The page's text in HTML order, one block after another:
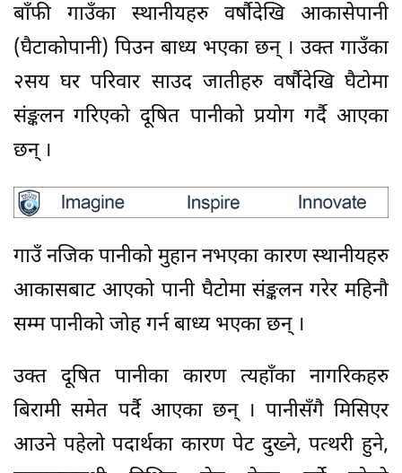
बाँफी गाउँका स्थानीयहरु वर्षौदेखि आकासेपानी
(घैटाकोपानी) पिउन बाध्य भएका छन् । उक्त गाउँका
२सय घर परिवार साउद जातीहरु वर्षौदेखि घैटोमा
संङ्कलन गरिएको दूषित पानीको प्रयोग गर्दै आएका
छन् ।
गाउँ नजिक पानीको मुहान नभएका कारण स्थानीयहरु
आकासबाट आएको पानी घैटोमा संङ्कलन गरेर महिनौ
सम्म पानीको जोह गर्न बाध्य भएका छन् ।
उक्त दूषित पानीका कारण त्यहाँका नागरिकहरु
बिरामी समेत पर्दै आएका छन् । पानीसँगै मिसिएर
आउने पहेलो पदार्थका कारण पेट दुख्ने, पत्थरी हुने,